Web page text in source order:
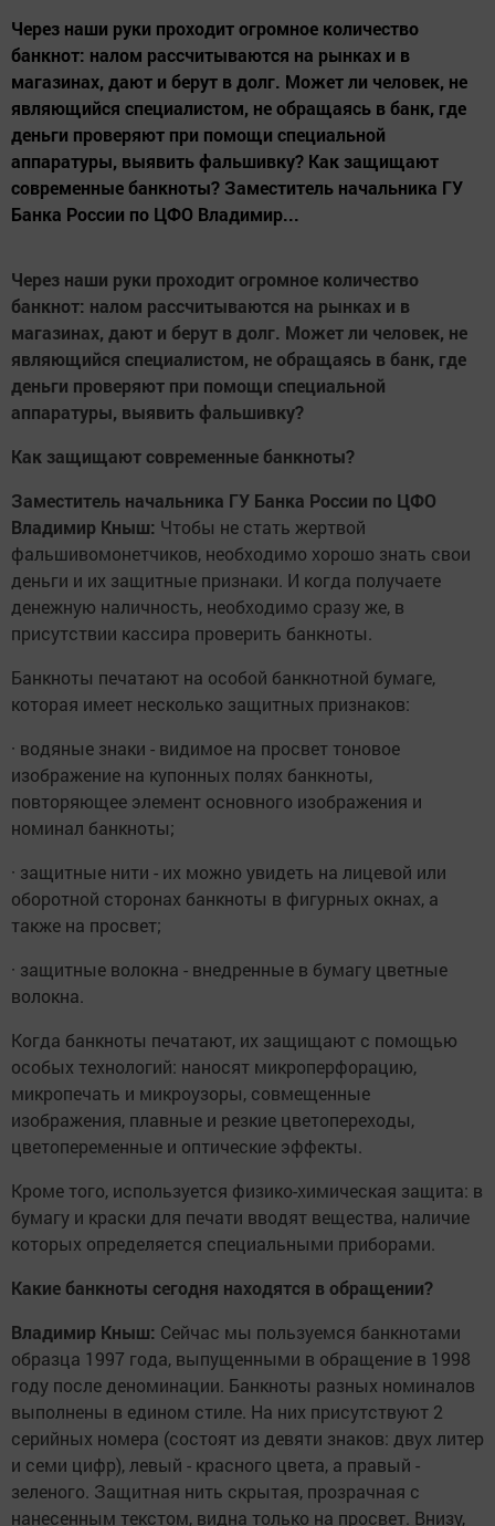
Через наши руки проходит огромное количество
банкнот: налом рассчитываются на рынках и в
магазинах, дают и берут в долг. Может ли человек, не
являющийся специалистом, не обращаясь в банк, где
деньги проверяют при помощи специальной
аппаратуры, выявить фальшивку? Как защищают
современные банкноты? Заместитель начальника ГУ
Банка России по ЦФО Владимир...
Через наши руки проходит огромное количество
банкнот: налом рассчитываются на рынках и в
магазинах, дают и берут в долг. Может ли человек, не
являющийся специалистом, не обращаясь в банк, где
деньги проверяют при помощи специальной
аппаратуры, выявить фальшивку?
Как защищают современные банкноты?
Заместитель начальника ГУ Банка России по ЦФО
Владимир Кныш: Чтобы не стать жертвой
фальшивомонетчиков, необходимо хорошо знать свои
деньги и их защитные признаки. И когда получаете
денежную наличность, необходимо сразу же, в
присутствии кассира проверить банкноты.
Банкноты печатают на особой банкнотной бумаге,
которая имеет несколько защитных признаков:
· водяные знаки - видимое на просвет тоновое
изображение на купонных полях банкноты,
повторяющее элемент основного изображения и
номинал банкноты;
· защитные нити - их можно увидеть на лицевой или
оборотной сторонах банкноты в фигурных окнах, а
также на просвет;
· защитные волокна - внедренные в бумагу цветные
волокна.
Когда банкноты печатают, их защищают с помощью
особых технологий: наносят микроперфорацию,
микропечать и микроузоры, совмещенные
изображения, плавные и резкие цветопереходы,
цветопеременные и оптические эффекты.
Кроме того, используется физико-химическая защита: в
бумагу и краски для печати вводят вещества, наличие
которых определяется специальными приборами.
Какие банкноты сегодня находятся в обращении?
Владимир Кныш: Сейчас мы пользуемся банкнотами
образца 1997 года, выпущенными в обращение в 1998
году после деноминации. Банкноты разных номиналов
выполнены в едином стиле. На них присутствуют 2
серийных номера (состоят из девяти знаков: двух литер
и семи цифр), левый - красного цвета, а правый -
зеленого. Защитная нить скрытая, прозрачная с
нанесенным текстом, видна только на просвет. Внизу,